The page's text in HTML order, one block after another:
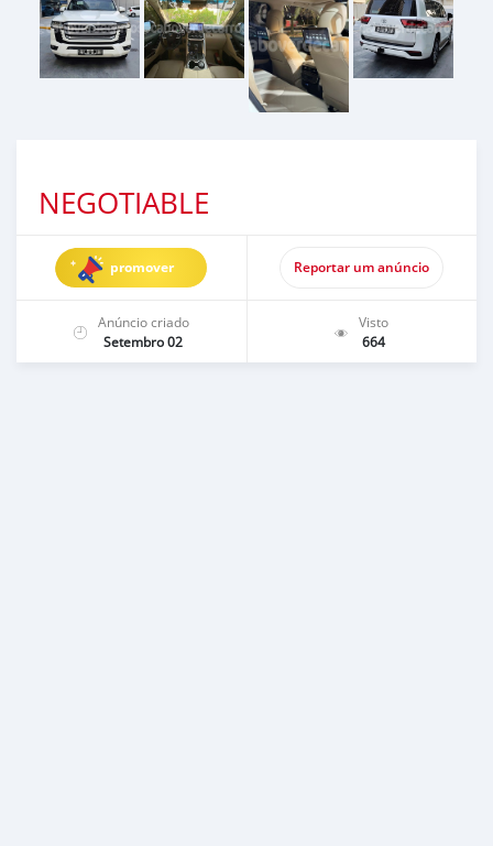
NEGOTIABLE
promover Reportar um anúncio
Anúncio criado
Setembro 02
Visto
664